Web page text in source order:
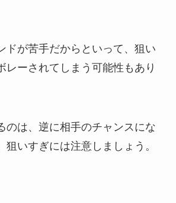
ドが苦手だからといって、狙い
レーされてしまう可能性もあり
のは、逆に相手のチャンスにな
狙いすぎには注意しましょう。